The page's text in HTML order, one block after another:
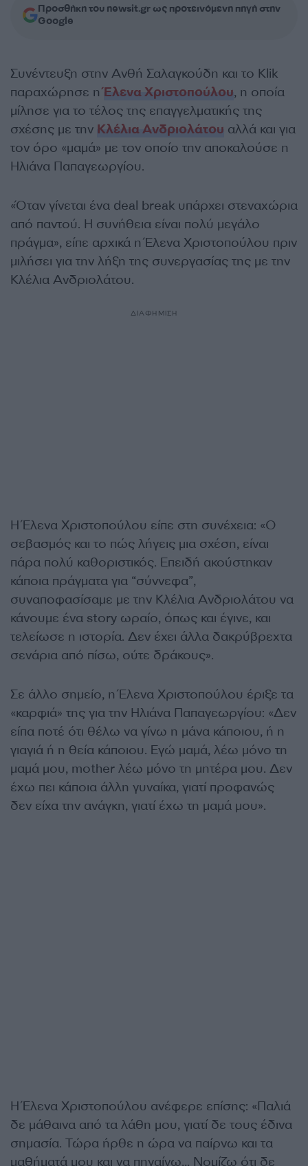
Προσθήκη του newsit.gr ως προτεινόμενη πηγή στην
Google
Συνέντευξη στην Ανθή Σαλαγκούδη και το Klik
παραχώρησε ηΈλενα Χριστοπούλου, η οποία
μίλησε για το τέλος της επαγγελματικής της
σχέσης με την Κλέλια Ανδριολάτου αλλά και για
τον όρο «μαμά» με τον οποίο την αποκαλούσε η
Ηλιάνα Παπαγεωργίου.
«Όταν γίνεται ένα deal break υπάρχει στεναχώρια
από παντού. Η συνήθεια είναι πολύ μεγάλο
πράγμα», είπε αρχικά η Έλενα Χριστοπούλου πριν
μιλήσει για την λήξη της συνεργασίας της με την
Κλέλια Ανδριολάτου.
ΔΙΑΦΗΜΙΣΗ
Η Έλενα Χριστοπούλου είπε στη συνέχεια: «Ο
σεβασμός και το πώς λήγεις μια σχέση, είναι
πάρα πολύ καθοριστικός. Επειδή ακούστηκαν
κάποια πράγματα για “σύννεφα”,
συναποφασίσαμε με την Κλέλια Ανδριολάτου να
κάνουμε ένα story ωραίο, όπως και έγινε, και
τελείωσε η ιστορία. Δεν έχει άλλα δακρύβρεχτα
σενάρια από πίσω, ούτε δράκους».
Σε άλλο σημείο, η Έλενα Χριστοπούλου έριξε τα
«καρφιά» της για την Ηλιάνα Παπαγεωργίου: «Δεν
είπα ποτέ ότι θέλω να γίνω η μάνα κάποιου, ή η
γιαγιά ή η θεία κάποιου. Εγώ μαμά, λέω μόνο τη
μαμά μου, mother λέω μόνο τη μητέρα μου. Δεν
έχω πει κάποια άλλη γυναίκα, γιατί προφανώς
δεν είχα την ανάγκη, γιατί έχω τη μαμά μου».
Η Έλενα Χριστοπούλου ανέφερε επίσης: «Παλιά
δε μάθαινα από τα λάθη μου, γιατί δε τους έδινα
σημασία. Τώρα ήρθε η ώρα να παίρνω και τα
μαθήματά μου και να πηγαίνω… Νομίζω ότι δε